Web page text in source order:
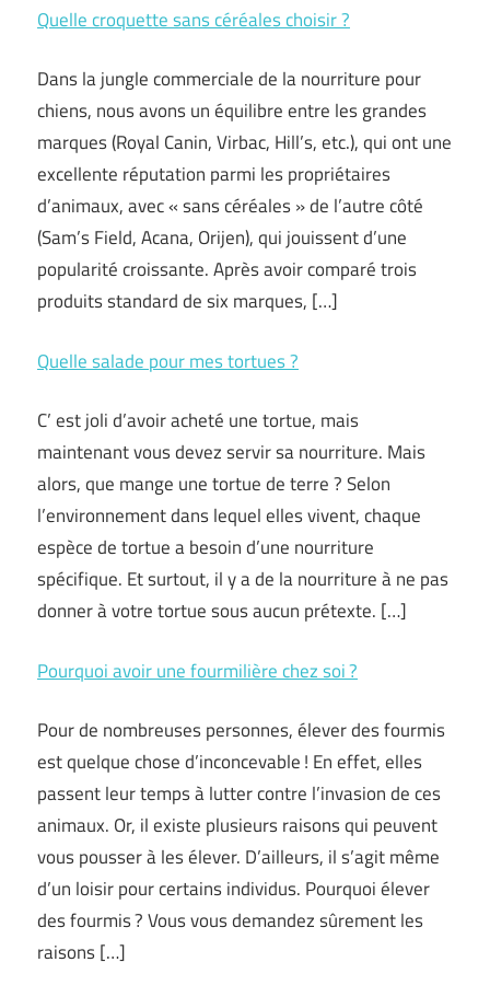
Quelle croquette sans céréales choisir ?
Dans la jungle commerciale de la nourriture pour
chiens, nous avons un équilibre entre les grandes
marques (Royal Canin, Virbac, Hill’s, etc.), qui ont une
excellente réputation parmi les propriétaires
d’animaux, avec « sans céréales » de l’autre côté
(Sam’s Field, Acana, Orijen), qui jouissent d’une
popularité croissante. Après avoir comparé trois
produits standard de six marques, […]
Quelle salade pour mes tortues ?
C’ est joli d’avoir acheté une tortue, mais
maintenant vous devez servir sa nourriture. Mais
alors, que mange une tortue de terre ? Selon
l’environnement dans lequel elles vivent, chaque
espèce de tortue a besoin d’une nourriture
spécifique. Et surtout, il y a de la nourriture à ne pas
donner à votre tortue sous aucun prétexte. […]
Pourquoi avoir une fourmilière chez soi ?
Pour de nombreuses personnes, élever des fourmis
est quelque chose d’inconcevable ! En effet, elles
passent leur temps à lutter contre l’invasion de ces
animaux. Or, il existe plusieurs raisons qui peuvent
vous pousser à les élever. D’ailleurs, il s’agit même
d’un loisir pour certains individus. Pourquoi élever
des fourmis ? Vous vous demandez sûrement les
raisons […]